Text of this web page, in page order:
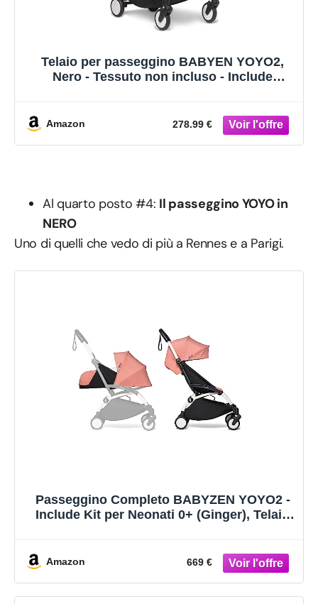
Telaio per passeggino BABYEN YOYO2,
Nero - Tessuto non incluso - Include
tracolla e la custodia protettiva
Amazon 278.99 €
Al quarto posto #4: Il passeggino YOYO in
NERO
Uno di quelli che vedo di più a Rennes e a Parigi.
Passeggino Completo BABYZEN YOYO2 -
Include Kit per Neonati 0+ (Ginger), Telaio
Amazon 669 €